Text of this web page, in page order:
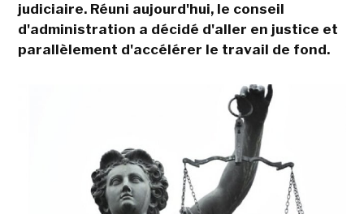
judiciaire. Réuni aujourd'hui, le conseil
d'administration a décidé d'aller en justice et
parallèlement d'accélérer le travail de fond.